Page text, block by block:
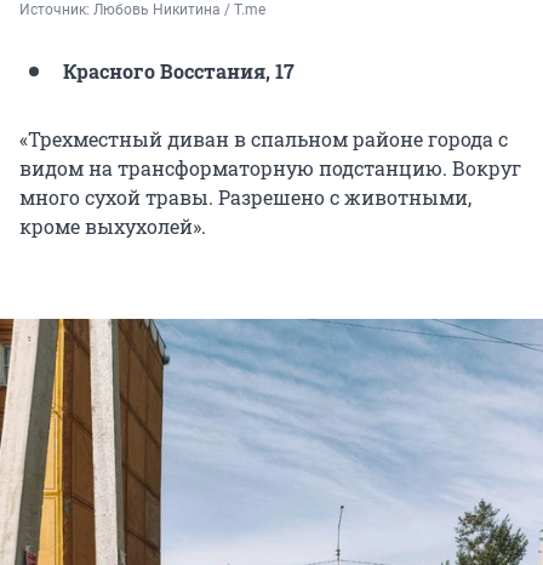
Источник: Любовь Никитина / T.me
Красного Восстания, 17
«Трехместный диван в спальном районе города с
видом на трансформаторную подстанцию. Вокруг
много сухой травы. Разрешено с животными,
кроме выхухолей».